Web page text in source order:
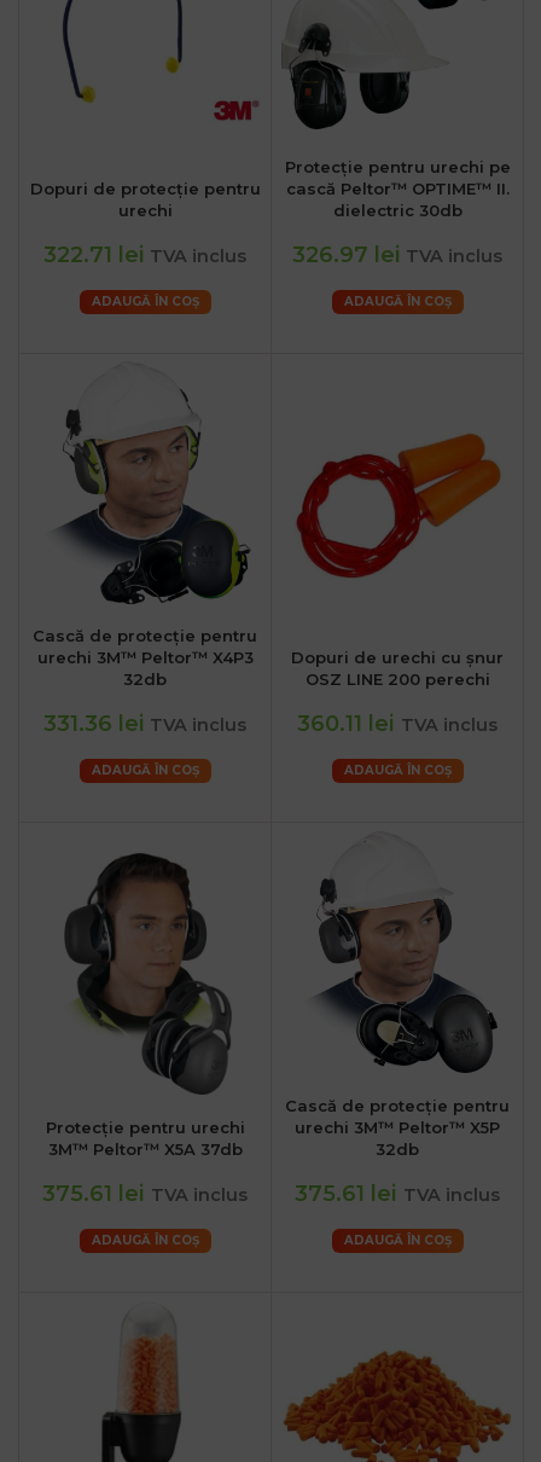
Dopuri de protecție pentru
urechi
322.71 lei TVA inclus
ADAUGĂ ÎN COȘ
Protecție pentru urechi pe
cască Peltor™ OPTIME™ II.
dielectric 30db
326.97 lei TVA inclus
ADAUGĂ ÎN COȘ
Cască de protecție pentru
urechi 3M™ Peltor™ X4P3
32db
331.36 lei TVA inclus
ADAUGĂ ÎN COȘ
Dopuri de urechi cu șnur
OSZ LINE 200 perechi
360.11 lei TVA inclus
ADAUGĂ ÎN COȘ
Protecție pentru urechi
3M™ Peltor™ X5A 37db
375.61 lei TVA inclus
ADAUGĂ ÎN COȘ
Cască de protecție pentru
urechi 3M™ Peltor™ X5P
32db
375.61 lei TVA inclus
ADAUGĂ ÎN COȘ